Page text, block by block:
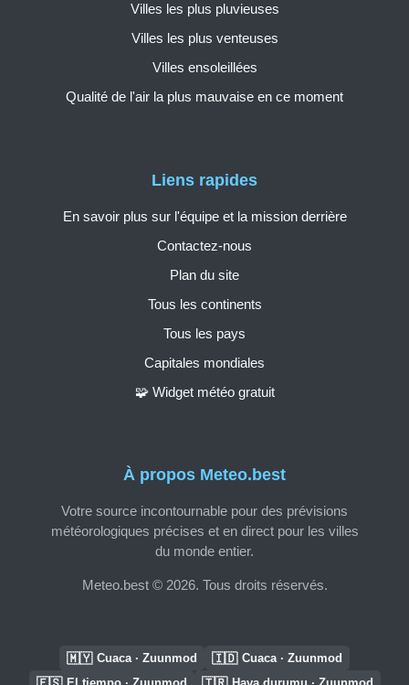
À propos Meteo.best
Votre source incontournable pour des prévisions
météorologiques précises et en direct pour les villes
du monde entier.
Meteo.best © 2026. Tous droits réservés.
Liens rapides
En savoir plus sur l'équipe et la mission derrière
Contactez-nous
Plan du site
Tous les continents
Tous les pays
Capitales mondiales
🧩 Widget météo gratuit
Villes les plus pluvieuses
Villes les plus venteuses
Villes ensoleillées
Qualité de l'air la plus mauvaise en ce moment
🇲🇾 Cuaca · Zuunmod 🇮🇩 Cuaca · Zuunmod